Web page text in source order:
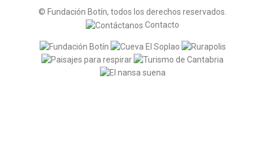
© Fundación Botín, todos los derechos reservados.
Contacto